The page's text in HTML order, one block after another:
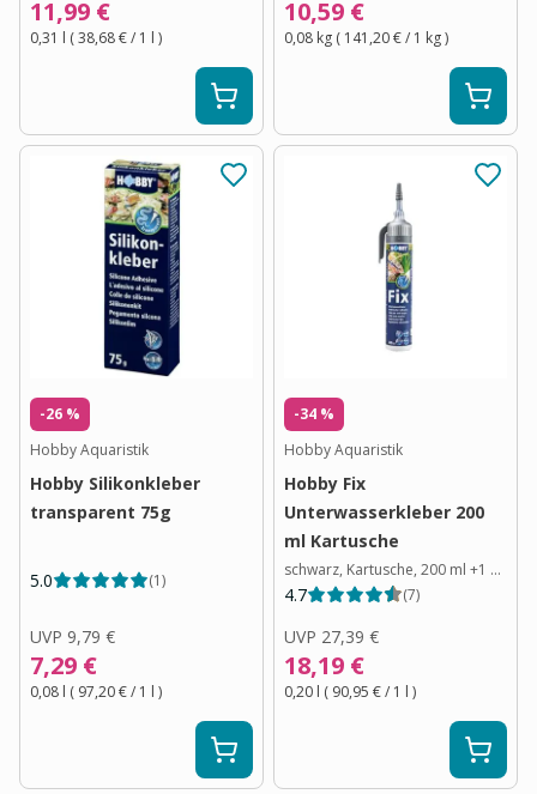
11,99 €
0,31 l (38,68 €/ 1 l )
10,59 €
0,08 kg ( 141,20 €/ 1 kg)
-26 %
Hobby Aquaristik
Hobby Silikonkleber
transparent 75g
5.0 (1)
UVP 9,79 €
7,29 €
0,08 l ( 97,20 €/ 1 l )
-34 %
Hobby Aquaristik
Hobby Fix
Unterwasserkleber 200
ml Kartusche
schwarz, Kartusche, 200 ml +1
4.7 (7)
UVP 27,39 €
18,19 €
0,20 l ( 90,95 €/ 1 l )